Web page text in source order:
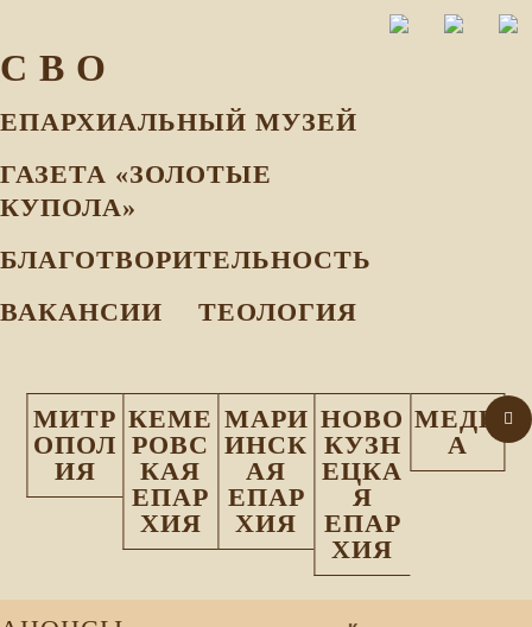
С В О
ЕПАРХИАЛЬНЫЙ МУЗEЙ
ГАЗЕТА «ЗОЛОТЫЕ
КУПОЛА»
БЛАГОТВОРИТЕЛЬНОСТЬ
ВАКАНСИИ
ТЕОЛОГИЯ
МИТР
ОПОЛ
ИЯ
КЕМЕ
РОВС
КАЯ
ЕПАР
ХИЯ
МАРИ
ИНСК
АЯ
ЕПАР
ХИЯ
НОВО
КУЗН
ЕЦКА
Я
ЕПАР
ХИЯ
МЕДИ
А